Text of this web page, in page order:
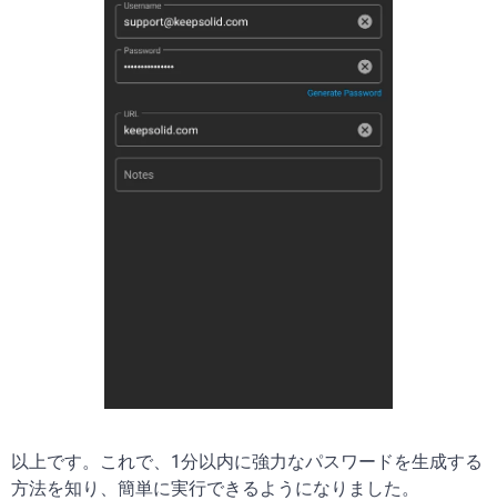
以上です。これで、1分以内に強力なパスワードを生成する
方法を知り、簡単に実行できるようになりました。